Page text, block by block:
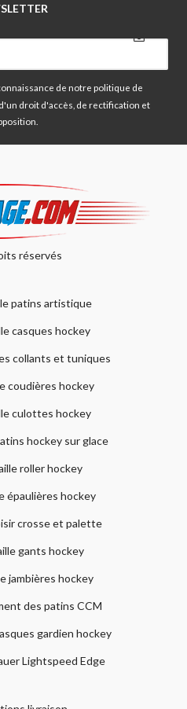
de notre politique de
d'un droit d'accès, de rectification et
réservés
patins artistique
casques hockey
collants et tuniques
coudières hockey
culottes hockey
hockey sur glace
roller hockey
épaulières hockey
crosse et palette
gants hockey
jambières hockey
des patins CCM
gardien hockey
Lightspeed Edge